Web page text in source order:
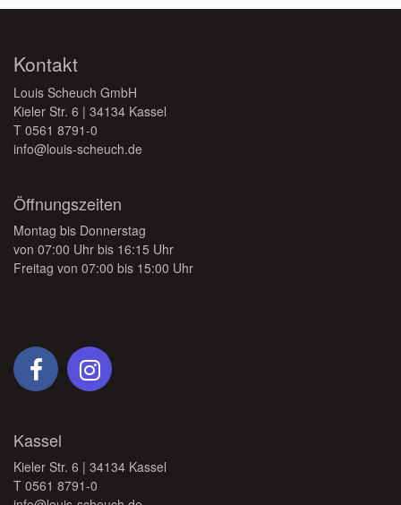
Kontakt
Louis Scheuch GmbH
Kieler Str. 6 | 34134 Kassel
T 0561 8791-0
info@louis-scheuch.de
Öffnungszeiten
Montag bis Donnerstag
von 07:00 Uhr bis 16:15 Uhr
Freitag von 07:00 bis 15:00 Uhr
Kassel
Kieler Str. 6 | 34134 Kassel
T 0561 8791-0